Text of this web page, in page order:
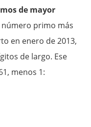
de mayor
número primo más
en enero de 2013,
de largo. Ese
menos 1: